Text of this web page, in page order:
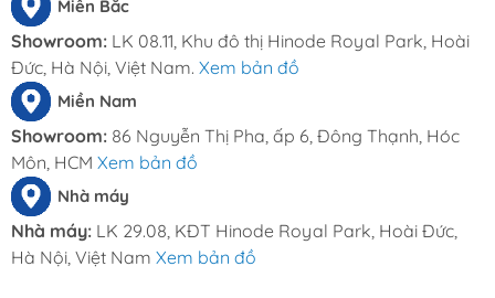
Miền Bắc
Showroom: LK 08.11, Khu đô thị Hinode Royal Park, Hoài
Đức, Hà Nội, Việt Nam. Xem bản đồ
Miền Nam
Showroom: 86 Nguyễn Thị Pha, ấp 6, Đông Thạnh, Hóc
Môn, HCM Xem bản đồ
Nhà máy
Nhà máy: LK 29.08, KĐT Hinode Royal Park, Hoài Đức,
Hà Nội, Việt Nam Xem bản đồ